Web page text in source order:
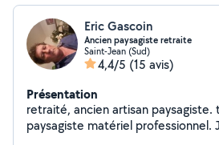
Eric Gascoin
Ancien paysagiste retraite
Saint-Jean (Sud)
4,4/5 (15 avis)
Présentation
retraité, ancien artisan paysagiste.
paysagiste matériel professionnel.